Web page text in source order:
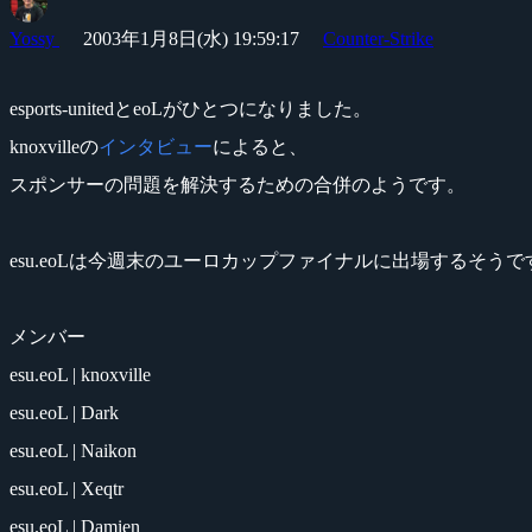
Yossy 2003年1月8日(水) 19:59:17 Counter-Strike
esports-unitedとeoLがひとつになりました。
knoxvilleのインタビューによると、
スポンサーの問題を解決するための合併のようです。
esu.eoLは今週末のユーロカップファイナルに出場するそうで
メンバー
esu.eoL | knoxville
esu.eoL | Dark
esu.eoL | Naikon
esu.eoL | Xeqtr
esu.eoL | Damien